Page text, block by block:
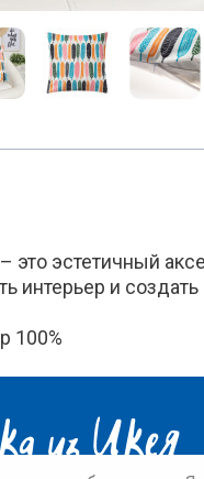
это эстетичный
интерьер и
100%